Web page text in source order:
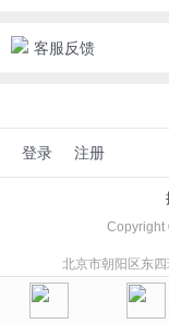
客服反馈
登录 注册
Copyright
北京市朝阳区东